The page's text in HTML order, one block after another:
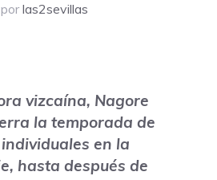
por las2sevillas
vizcaína, Nagore
la temporada de
en la
hasta después de